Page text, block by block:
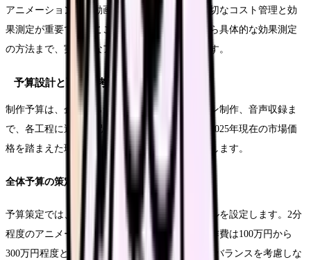
アニメーション採用動画の制作においては、適切なコスト管理と効
果測定が重要です。ここでは、予算の立て方から具体的な効果測定
の方法まで、実践的なアプローチをご紹介します。
予算設計と配分の考え方
制作予算は、企画からデザイン、アニメーション制作、音声収録ま
で、各工程に適切に配分する必要があります。2025年現在の市場価
格を踏まえた現実的な予算設計についてご説明します。
全体予算の策定方法
予算策定では、まず目的達成に必要な品質レベルを設定します。2分
程度のアニメーション動画の場合、標準的な制作費は100万円から
300万円程度となっています。品質要件と予算のバランスを考慮しな